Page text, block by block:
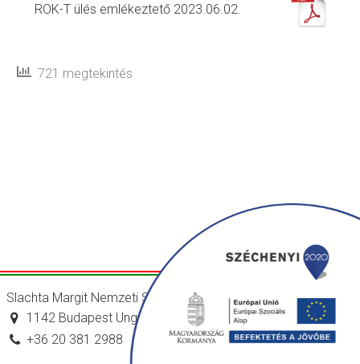
ROK-T ülés emlékeztető 2023.06.02.
721 megtekintés
Slachta Margit Nemzeti Szociálpolitikai Intézet
1142 Budapest Ungvár utca 64-66.
+36 20 381 2988
titkarsag@nszi.gov.hu